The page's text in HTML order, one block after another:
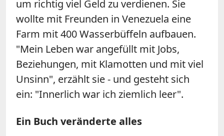
um richtig viel Geld zu verdienen. Sie
wollte mit Freunden in Venezuela eine
Farm mit 400 Wasserbüffeln aufbauen.
"Mein Leben war angefüllt mit Jobs,
Beziehungen, mit Klamotten und mit viel
Unsinn", erzählt sie - und gesteht sich
ein: "Innerlich war ich ziemlich leer".
Ein Buch veränderte alles